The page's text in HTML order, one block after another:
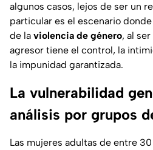
algunos casos, lejos de ser un
particular es el escenario
de la violencia de género, al
agresor tiene el control, la
la impunidad garantizada.
La vulnerabilidad
análisis por grupos
Las mujeres adultas de entre